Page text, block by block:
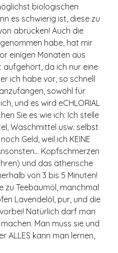
biologischen
es schwierig ist, diese zu
abrücken! Auch die
habe, hat mir
einigen Monaten aus
aufgehört, da ich nur eine
ich habe vor, so schnell
sowohl für
und es wird eCHLORIAL
Sie es wie ich: Ich stelle
Waschmittel usw. selbst
Geld, weil ich KEINE
Kopfschmerzen
und das ätherische
von 3 bis 5 Minuten!
zu Teebaumöl, manchmal
Lavendelöl, pur, und die
Natürlich darf man
Man muss sie und
ALLES kann man lernen,